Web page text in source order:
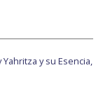
Yahritza y su Esencia,